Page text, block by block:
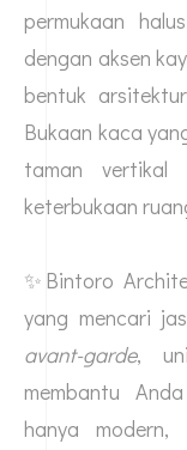
permukaan
dengan aksen
bentuk
Bukaan kaca
taman vertikal
keterbukaan
✨Bintoro
yang mencari
avant-garde,
membantu
hanya